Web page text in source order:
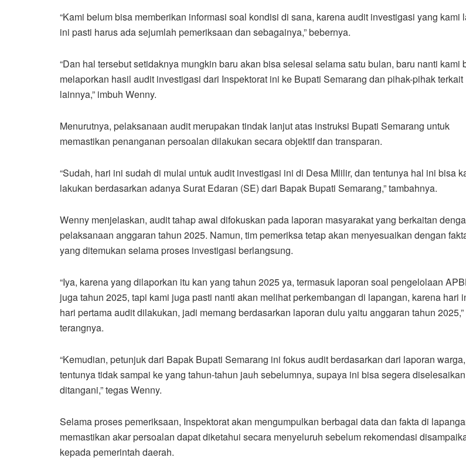
“Kami belum bisa memberikan informasi soal kondisi di sana, karena audit investigasi yang kami
ini pasti harus ada sejumlah pemeriksaan dan sebagainya,” bebernya.
“Dan hal tersebut setidaknya mungkin baru akan bisa selesai selama satu bulan, baru nanti kami
melaporkan hasil audit investigasi dari Inspektorat ini ke Bupati Semarang dan pihak-pihak terkait
lainnya,” imbuh Wenny.
Menurutnya, pelaksanaan audit merupakan tindak lanjut atas instruksi Bupati Semarang untuk
memastikan penanganan persoalan dilakukan secara objektif dan transparan.
“Sudah, hari ini sudah di mulai untuk audit investigasi ini di Desa Mlilir, dan tentunya hal ini bisa
lakukan berdasarkan adanya Surat Edaran (SE) dari Bapak Bupati Semarang,” tambahnya.
Wenny menjelaskan, audit tahap awal difokuskan pada laporan masyarakat yang berkaitan
pelaksanaan anggaran tahun 2025. Namun, tim pemeriksa tetap akan menyesuaikan dengan
yang ditemukan selama proses investigasi berlangsung.
“Iya, karena yang dilaporkan itu kan yang tahun 2025 ya, termasuk laporan soal pengelolaan
juga tahun 2025, tapi kami juga pasti nanti akan melihat perkembangan di lapangan, karena hari
hari pertama audit dilakukan, jadi memang berdasarkan laporan dulu yaitu anggaran tahun 2025,”
terangnya.
“Kemudian, petunjuk dari Bapak Bupati Semarang ini fokus audit berdasarkan dari laporan
tentunya tidak sampai ke yang tahun-tahun jauh sebelumnya, supaya ini bisa segera
ditangani,” tegas Wenny.
Selama proses pemeriksaan, Inspektorat akan mengumpulkan berbagai data dan fakta di
memastikan akar persoalan dapat diketahui secara menyeluruh sebelum rekomendasi
kepada pemerintah daerah.